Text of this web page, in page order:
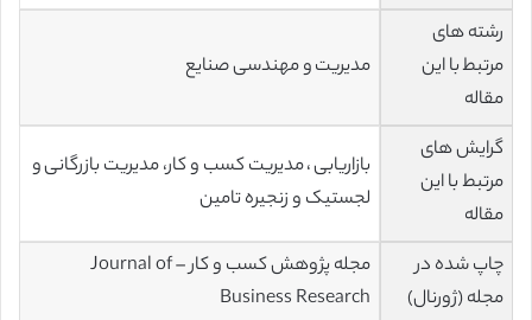
رشته های
مرتبط با این
مقاله
مدیریت و مهندسی صنایع
گرایش های
مرتبط با این
مقاله
بازاریابی ، مدیریت کسب و کار، مدیریت بازرگانی و
لجستیک و زنجیره تامین
چاپ شده در
مجله (ژورنال)
مجله پژوهش کسب و کار – Journal of
Business Research